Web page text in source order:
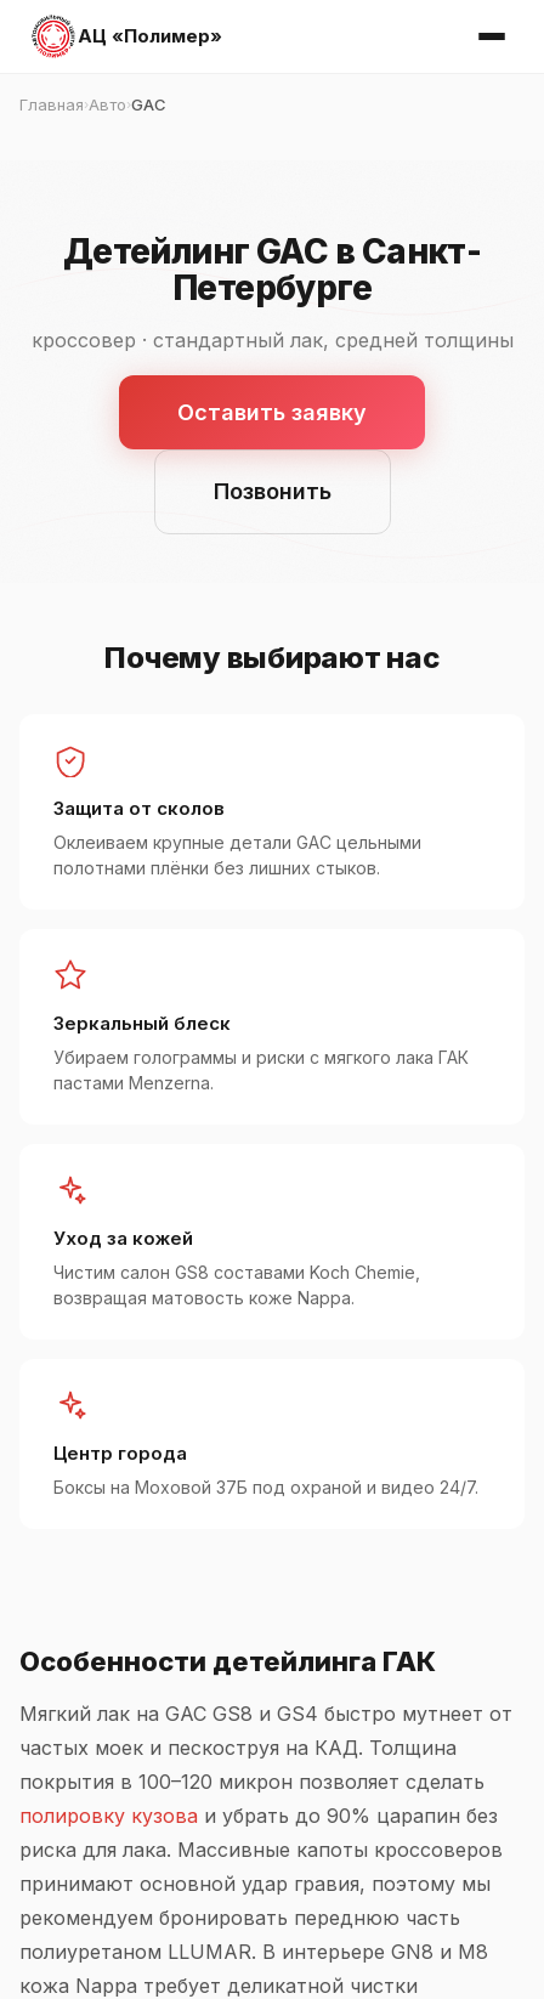
АЦ «Полимер»
Главная›Авто›GAC
Детейлинг GAC в Санкт-
Петербурге
кроссовер · стандартный лак, средней толщины
Оставить заявку
Позвонить
Почему выбирают нас
Защита от сколов
Оклеиваем крупные детали GAC цельными
полотнами плёнки без лишних стыков.
Зеркальный блеск
Убираем голограммы и риски с мягкого лака ГАК
пастами Menzerna.
Уход за кожей
Чистим салон GS8 составами Koch Chemie,
возвращая матовость коже Nappa.
Центр города
Боксы на Моховой 37Б под охраной и видео 24/7.
Особенности детейлинга ГАК
Мягкий лак на GAC GS8 и GS4 быстро мутнеет от
частых моек и пескоструя на КАД. Толщина
покрытия в 100–120 микрон позволяет сделать
полировку кузова и убрать до 90% царапин без
риска для лака. Массивные капоты кроссоверов
принимают основной удар гравия, поэтому мы
рекомендуем бронировать переднюю часть
полиуретаном LLUMAR. В интерьере GN8 и M8
кожа Nappa требует деликатной чистки